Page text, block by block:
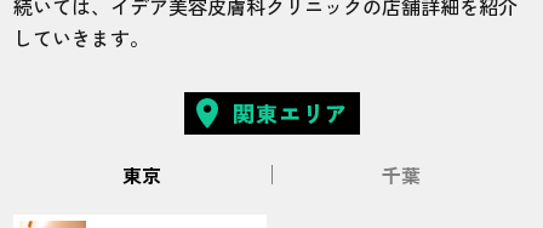
続いては、イデア美容皮膚科クリニックの店舗詳細を紹介
していきます。
関東エリア
東京 千葉